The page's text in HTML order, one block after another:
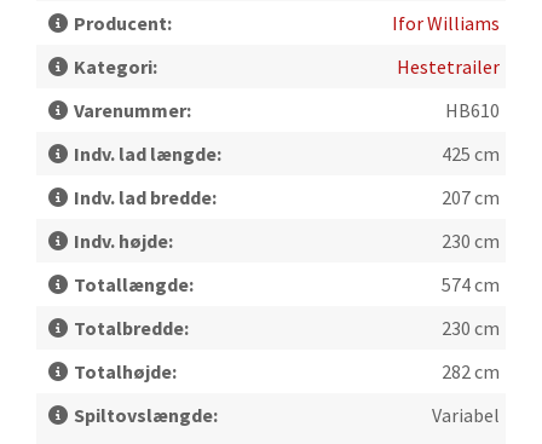
Producent:
Ifor Williams
Kategori:
Hestetrailer
Varenummer:
HB610
Indv. lad længde:
425 cm
Indv. lad bredde:
207 cm
Indv. højde:
230 cm
Totallængde:
574 cm
Totalbredde:
230 cm
Totalhøjde:
282 cm
Spiltovslængde:
Variabel